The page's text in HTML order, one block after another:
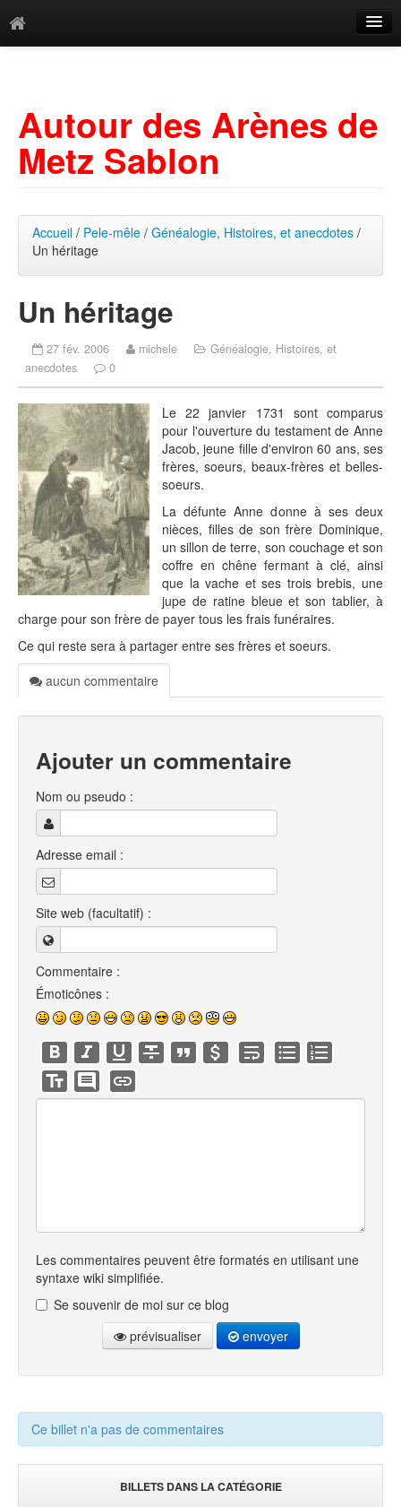
Mots-clés
Autour des Arènes de
Metz Sablon
Accueil / Pele-mêle / Généalogie, Histoires, et anecdotes /
Un héritage
Un héritage
27 fév. 2006 michele
Généalogie, Histoires, et
anecdotes
0
Le 22 janvier 1731 sont comparus
pour l'ouverture du testament de Anne
Jacob, jeune fille d'environ 60 ans, ses
frères, soeurs, beaux-frères et belles-
soeurs.
La défunte Anne donne à ses deux
nièces, filles de son frère Dominique,
un sillon de terre, son couchage et son
coffre en chêne fermant à clé, ainsi
que la vache et ses trois brebis, une
jupe de ratine bleue et son tablier, à
charge pour son frère de payer tous les frais funéraires.
Ce qui reste sera à partager entre ses frères et soeurs.
aucun commentaire
Ajouter un commentaire
Nom ou pseudo :
Adresse email :
Site web (facultatif) :
Commentaire :
Émoticônes :
Les commentaires peuvent être formatés en utilisant une
syntaxe wiki simplifiée.
Se souvenir de moi sur ce blog
prévisualiser
envoyer
Ce billet n'a pas de commentaires
BILLETS DANS LA CATÉGORIE